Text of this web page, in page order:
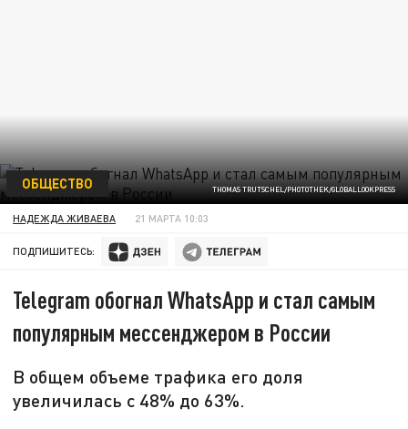
THOMAS TRUTSCHEL/PHOTOTHEK/GLOBALLOOKPRESS
ОБЩЕСТВО
НАДЕЖДА ЖИВАЕВА 21 МАРТА 10:03
ПОДПИШИТЕСЬ:
Telegram обогнал WhatsApp и стал самым
популярным мессенджером в России
В общем объеме трафика его доля
увеличилась с 48% до 63%.